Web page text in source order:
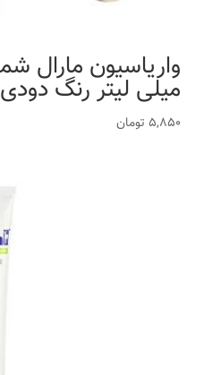
میلی لیتر رنگ دودی
5,850 تومان